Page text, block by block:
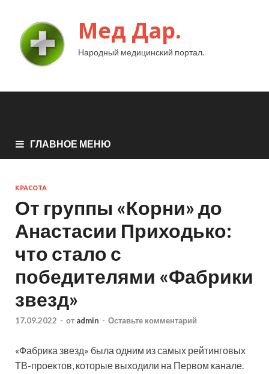
Мед Дар.
Народный медицинский портал.
ГЛАВНОЕ МЕНЮ
КРАСОТА
От группы «Корни» до
Анастасии Приходько:
что стало с
победителями «Фабрики
звезд»
17.09.2022 - от admin - Оставьте комментарий
«Фабрика звезд» была одним из самых рейтинговых
ТВ-проектов, которые выходили на Первом канале.